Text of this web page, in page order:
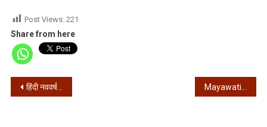
Post Views: 221
Share from here
Post
हिंदी नववर्ष के अवसर पर संस्कृति संस्कार 19 मार्च को निकालेगी भव्य शोभायात्रा Mayawati on lapse in President Murmu Protocol – राष्ट्रपति के प्रोटोकॉल को लेकर पश्चिम बंगाल में हुए विवाद पर मायावती ने कहा – यह दुर्भाग्यपूर्ण..